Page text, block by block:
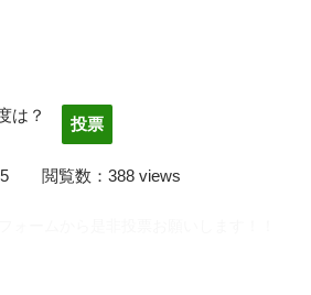
は？
04/05 閲覧数：